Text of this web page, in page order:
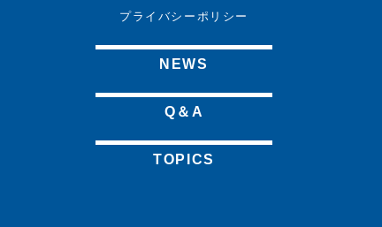
プライバシーポリシー
NEWS
Q＆A
TOPICS